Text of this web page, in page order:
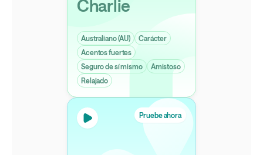
Charlie
Australiano (AU)
Carácter
Acentos fuertes
Seguro de sí mismo
Amistoso
Relajado
Pruebe ahora